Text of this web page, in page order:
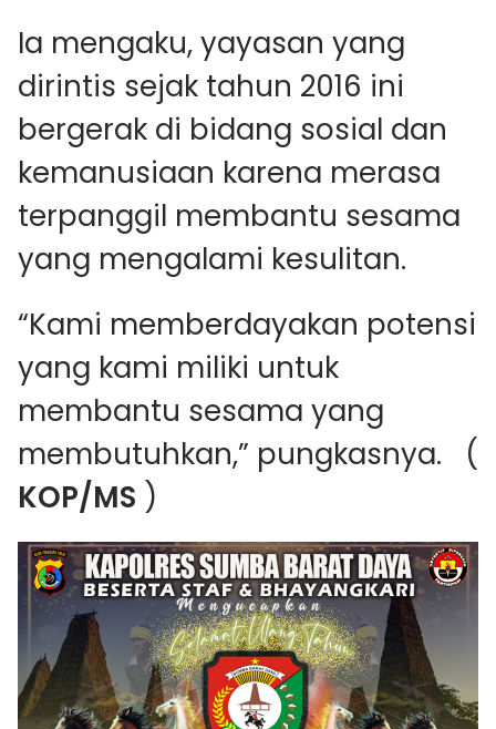
Ia mengaku, yayasan yang
dirintis sejak tahun 2016 ini
bergerak di bidang sosial dan
kemanusiaan karena merasa
terpanggil membantu sesama
yang mengalami kesulitan.
“Kami memberdayakan potensi
yang kami miliki untuk
membantu sesama yang
membutuhkan,” pungkasnya. (
KOP/MS )